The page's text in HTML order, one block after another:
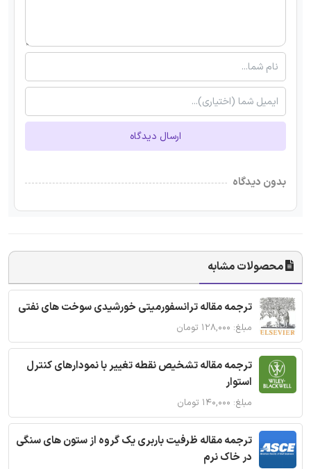
ارسال دیدگاه
بدون دیدگاه
محصولات مشابه
ترجمه مقاله ترانسفورمیتی خورشیدی سوخت های نفتی
مبلغ: ۱۲۸,۰۰۰ تومان
ترجمه مقاله تشخیص نقطه تغییر با نمودارهای کنترل
استوار
مبلغ: ۱۴۰,۰۰۰ تومان
ترجمه مقاله ظرفیت باربری یک گروه از ستون های سنگی
در خاک نرم